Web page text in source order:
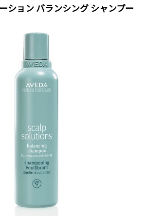
ション バランシング シャンプー